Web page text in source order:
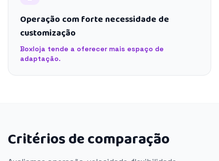
Operação com forte necessidade de
customização
Boxloja tende a oferecer mais espaço de
adaptação.
Critérios de comparação